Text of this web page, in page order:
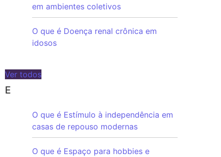
em ambientes coletivos
O que é Doença renal crônica em
idosos
Ver todos
E
O que é Estímulo à independência em
casas de repouso modernas
O que é Espaço para hobbies e